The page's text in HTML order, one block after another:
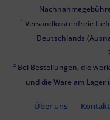
¹ Versandkostenfreie
Deutschlands
² Bei Bestellungen, die
und die Ware am Lager
Über uns Kontakt